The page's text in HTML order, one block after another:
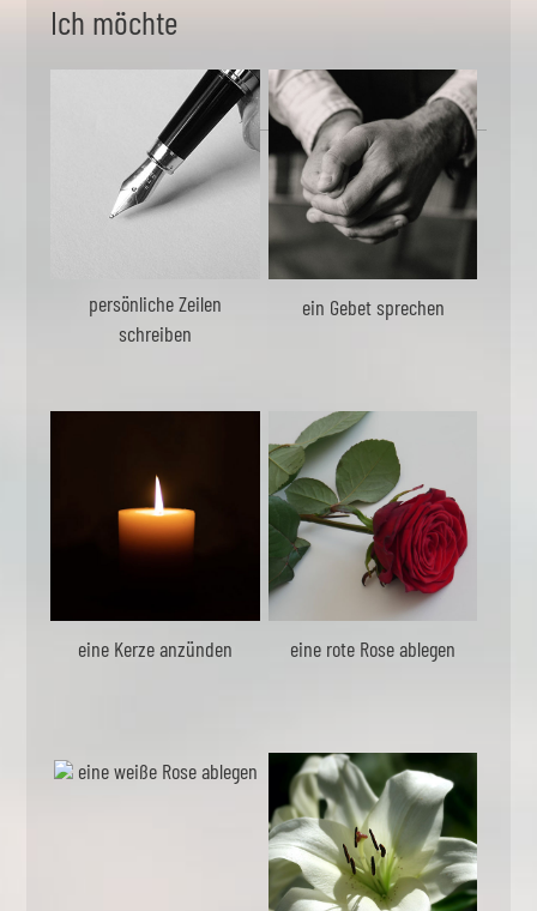
Ich möchte
persönliche Zeilen
schreiben
ein Gebet sprechen
eine Kerze anzünden eine rote Rose ablegen
eine weiße Rose ablegen